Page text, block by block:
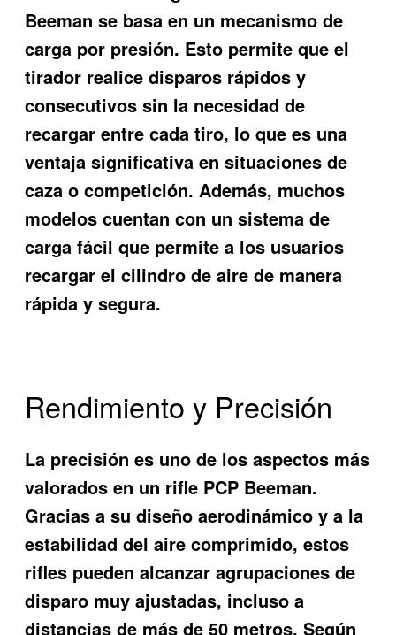
Beeman se basa en un mecanismo de
carga por presión. Esto permite que el
tirador realice disparos rápidos y
consecutivos sin la necesidad de
recargar entre cada tiro, lo que es una
ventaja significativa en situaciones de
caza o competición. Además, muchos
modelos cuentan con un sistema de
carga fácil que permite a los usuarios
recargar el cilindro de aire de manera
rápida y segura.
Rendimiento y Precisión
La precisión es uno de los aspectos más
valorados en un rifle PCP Beeman.
Gracias a su diseño aerodinámico y a la
estabilidad del aire comprimido, estos
rifles pueden alcanzar agrupaciones de
disparo muy ajustadas, incluso a
distancias de más de 50 metros. Según